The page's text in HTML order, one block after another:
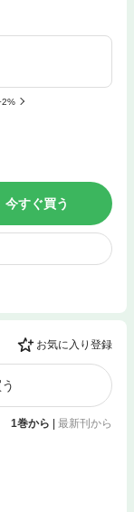
今すぐ買う
お気に入り登録
1巻から | 最新刊から